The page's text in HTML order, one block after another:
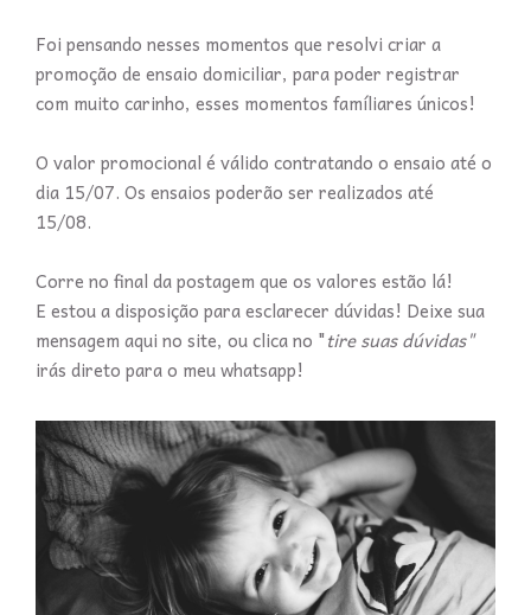
Foi pensando nesses momentos que resolvi criar a
promoção de ensaio domiciliar, para poder registrar
com muito carinho, esses momentos famíliares únicos!
O valor promocional é válido contratando o ensaio até o
dia 15/07. Os ensaios poderão ser realizados até
15/08.
Corre no final da postagem que os valores estão lá!
E estou a disposição para esclarecer dúvidas! Deixe sua
mensagem aqui no site, ou clica no "tire suas dúvidas"
irás direto para o meu whatsapp!